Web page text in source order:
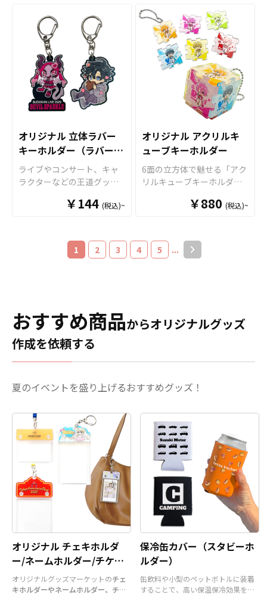
ポーツクラブや団体のユニ
フォーム、推し活やチーム
のTシャツをイメージさせら
れるユニフォーム型、さら
にお客様のご要望のお応え
してミニサイズのフォンタ
を新たに加えた4種類で
す。フォンタブ用のショル
ダーストラップ（紐タイプ
り、調整が簡単な紐タイプ
は20色、高級感のあるチェ
ーンタイプは5種類と多彩に
取り揃えております。スト
ラップは落下防止だけでな
フォンタブ のデザイン
に合わせたカラーや仕様を
ジナル感が一層増します。
お客様にはデザインをご入
イプ、素材違いの フォンタ
ブやストラップも取り揃え
ております。短納期・小ロ
ットでの対応も可能ですの
でご不明点がありましたら
いただくことでデザインの
幅も広がります。 アンブレ
ラマーカーは傘の目印とし
て使用するだけでなく、ペ
ンやバッグなどのアクセサ
リーにも最適です。 またケ
トで組み合わせることでブ
ランドのイメージアップに
マーカーは幅広い年齢層の
お客様に喜ばれる商品で、
老若男女を問わず多くの
方々にご利用いただけおす
すめです。 オリジナルグッ
ズとしてアンブレラマーカ
ーを製作されてみてはいか
マーカーはアニメ、エンタ
メ、スポーツ、官公庁、同
す。生地は国内製造差され
た今治産のタオルで、生
地・印刷・縫製すべて国内
で製造致します。※印刷後
に縁処理を行いますが、特
にご指定がない場合、表の
印刷カラーに合わせて縫製
致します。 短納期・小ロッ
ご不明点がありましたら、
個人のお客様から企業・業
者のかた問わずお気軽にご
相談ください。
レザーを使用しております
ので、高級感のあるオリジ
ナルパスケースを制作する
ことができます。パスケー
スや定期入れとしてはもち
ろん、キャッシュレス決済
に使う電子マネーカードや
社員証、免許証などカード
ケースとして携帯にも活躍
するアイテムです。 オプシ
ョンで伸びるリールストラ
ップをセットすることも可
能です。その他にもオリジ
ナルパスケ－ス販売に必要
な資材も取り揃えておりま
ンを入稿していただくだけ
ができます。 オリジナルの
パスケースはアニメ、エン
スケ－スの制作を承ってお
りますので、お気軽にご注
オリジナル 立体ラバー
キーホルダー（ラバース
トラップ）
ライブやコンサート、キャ
ラクターなどの王道グッズ
ホルダー」をお客様のオリ
ル酸エステル系の高品質
PVC素材を採用したラバー
良い質感が特徴です。 色数
は最大12色まで使用可能で
すので、色鮮やかな仕上が
80mm×80mm以内の2サ
イズに対応。 表面の立体感
イプ・半立体タイプ）より
お選び頂けます。 販売に必
要な資材も取り揃えており
ますので、お客様にはデザ
インを完成データにてご入
稿いただくだけで、オリジ
ナル商品として販売するこ
とができます。 お気軽にご
￥144 (税込)~
オリジナル アクリルキ
ューブキーホルダー
6面の立方体で魅せる「アク
リルキューブキーホルダ
リジナルデザインで制作い
はめ込むことで立方体を構
成しますので、パネルの配
施すので繊細なデザインも
鮮明に再現できます。従来
販売に必要な資材も取り揃
えておりますので、お客様
だくだけでオリジナル商品
として販売していただくこ
とができます。お気軽にご
相談ください。
￥880 (税込)~
1 2 3 4 5 ...
おすすめ商品からオリジナルグッズ
作成を依頼する
夏のイベントを盛り上げるおすすめグッズ！
オリジナル チェキホルダ
ー/ネームホルダー/チケッ
トホルダー
オリジナルグッズマーケットのチェ
キホルダーやネームホルダー、チケ
保冷缶カバー（スタビーホ
ルダー）
缶飲料や小型のペットボトルに装着
することで、高い保温保冷効果を発